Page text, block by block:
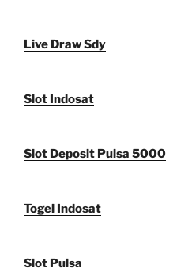
Live Draw Sdy
Slot Indosat
Slot Deposit Pulsa 5000
Togel Indosat
Slot Pulsa